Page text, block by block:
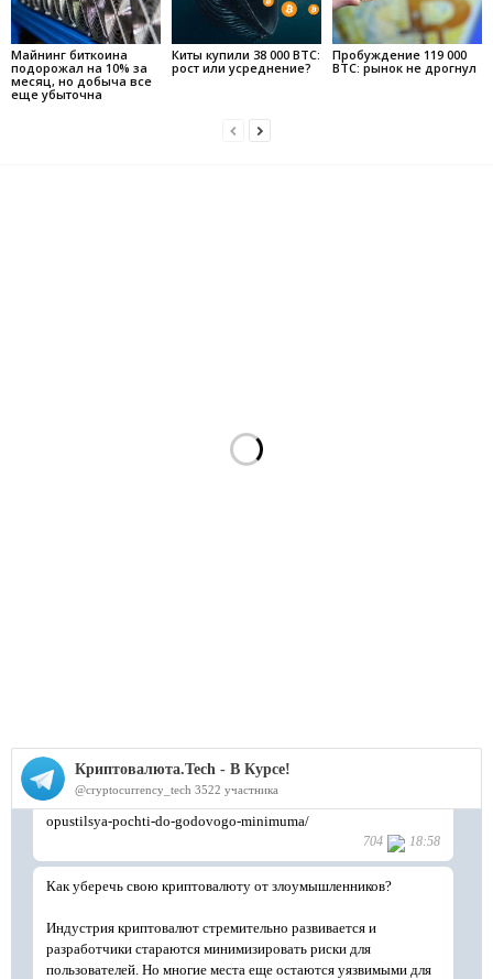
Майнинг биткоина
подорожал на 10% за
месяц, но добыча все
еще убыточна
Киты купили 38 000 BTC:
рост или усреднение?
Пробуждение 119 000
BTC: рынок не дрогнул